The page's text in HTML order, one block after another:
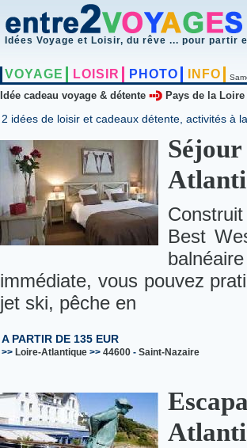
Idées Voyage et Loisir, du rêve ... pour partir
VOYAGE LOISIR PHOTO INFO
Idée cadeau voyage & détente Pays de la Loire
2 idées de loisir et cadeaux détente, activités à
Best
immédiate, vous pouvez
jet ski, pêche en
A PARTIR DE 135 EUR
>> Loire-Atlantique >> 44600 - Saint-Nazaire